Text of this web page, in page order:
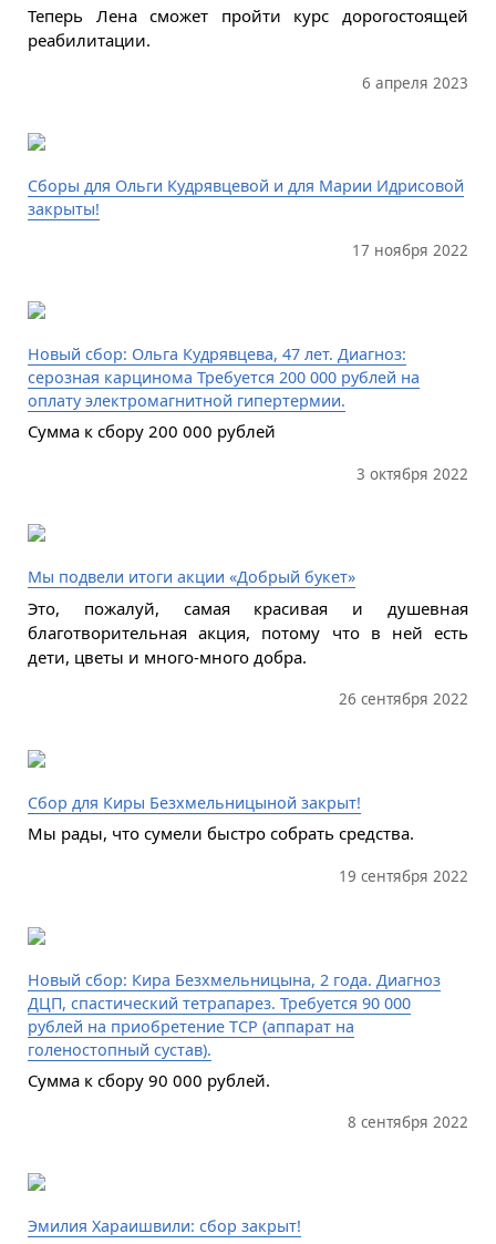
Теперь Лена сможет пройти курс дорогостоящей
реабилитации.
6 апреля 2023
Сборы для Ольги Кудрявцевой и для Марии Идрисовой
закрыты!
17 ноября 2022
Новый сбор: Ольга Кудрявцева, 47 лет. Диагноз:
серозная карцинома Требуется 200 000 рублей на
оплату электромагнитной гипертермии.
Сумма к сбору 200 000 рублей
3 октября 2022
Мы подвели итоги акции «Добрый букет»
Это, пожалуй, самая красивая и душевная
благотворительная акция, потому что в ней есть
дети, цветы и много-много добра.
26 сентября 2022
Сбор для Киры Безхмельницыной закрыт!
Мы рады, что сумели быстро собрать средства.
19 сентября 2022
Новый сбор: Кира Безхмельницына, 2 года. Диагноз
ДЦП, спастический тетрапарез. Требуется 90 000
рублей на приобретение ТСР (аппарат на
голеностопный сустав).
Сумма к сбору 90 000 рублей.
8 сентября 2022
Эмилия Хараишвили: сбор закрыт!